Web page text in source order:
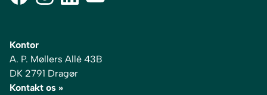
Kontor
A. P. Møllers Allé 43B
DK 2791 Dragør
Kontakt os »